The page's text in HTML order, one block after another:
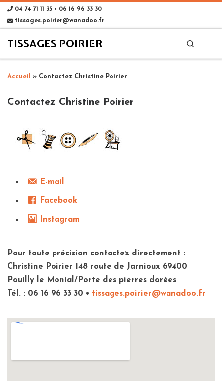
04 74 71 11 35 • 06 16 96 33 30
tissages.poirier@wanadoo.fr
TISSAGES POIRIER Search
Accueil » Contactez Christine Poirier
Contactez Christine Poirier
E-mail
Facebook
Instagram
Pour toute précision contactez directement :
Christine Poirier 148 route de Jarnioux 69400
Pouilly le Monial/Porte des pierres dorées
Tél. : 06 16 96 33 30 • tissages.poirier@wanadoo.fr